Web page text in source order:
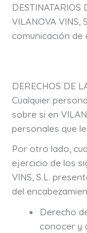
DESTINATARIOS
VILANOVA
comunicación de
DERECHOS DE
Cualquier
sobre si en
personales que
Por otro lado,
ejercicio de los
VINS, S.L.
del
Derecho
conocer y